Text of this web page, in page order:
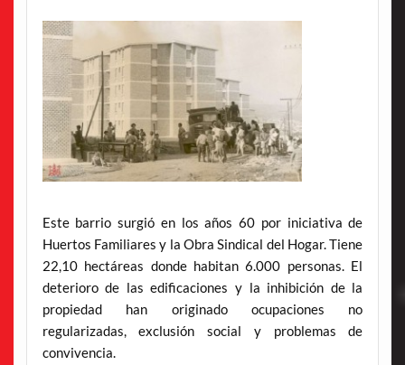
Este barrio surgió en los años 60 por iniciativa de
Huertos Familiares y la Obra Sindical del Hogar. Tiene
22,10 hectáreas donde habitan 6.000 personas. El
deterioro de las edificaciones y la inhibición de la
propiedad han originado ocupaciones no
regularizadas, exclusión social y problemas de
convivencia.